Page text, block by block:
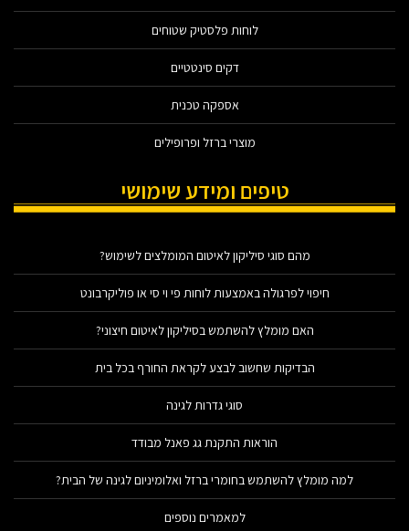
לוחות פלסטיק שטוחים
דקים סינטטיים
אספקה טכנית
מוצרי ברזל ופרופילים
טיפים ומידע שימושי
מהם סוגי סיליקון לאיטום המומלצים לשימוש?
חיפוי לפרגולה באמצעות לוחות פי וי סי או פוליקרבונט
האם מומלץ להשתמש בסיליקון לאיטום חיצוני?
הבדיקות שחשוב לבצע לקראת החורף בכל בית
סוגי גדרות לגינה
הוראות התקנת גג פאנל מבודד
למה מומלץ להשתמש בחומרי ברזל ואלומיניום לגינה של הבית?
למאמרים נוספים